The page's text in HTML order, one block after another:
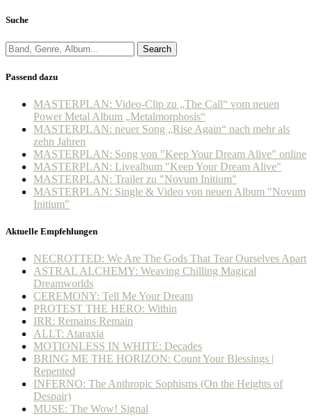
Suche
Search
Passend dazu
MASTERPLAN: Video-Clip zu „The Call“ vom neuen
Power Metal Album „Metalmorphosis“
MASTERPLAN: neuer Song „Rise Again“ nach mehr als
zehn Jahren
MASTERPLAN: Song von "Keep Your Dream Alive" online
MASTERPLAN: Livealbum "Keep Your Dream Alive"
MASTERPLAN: Trailer zu "Novum Initium"
MASTERPLAN: Single & Video von neuen Album "Novum
Initium"
Aktuelle Empfehlungen
NECROTTED: We Are The Gods That Tear Ourselves Apart
ASTRAL ALCHEMY: Weaving Chilling Magical
Dreamworlds
CEREMONY: Tell Me Your Dream
PROTEST THE HERO: Within
IRR: Remains Remain
ALLT: Ataraxia
MOTIONLESS IN WHITE: Decades
BRING ME THE HORIZON: Count Your Blessings |
Repented
INFERNO: The Anthropic Sophisms (On the Heights of
Despair)
MUSE: The Wow! Signal